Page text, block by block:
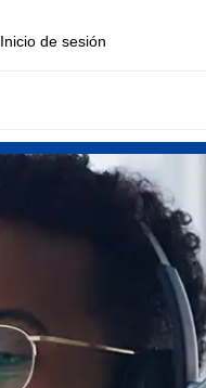
Inicio de sesión